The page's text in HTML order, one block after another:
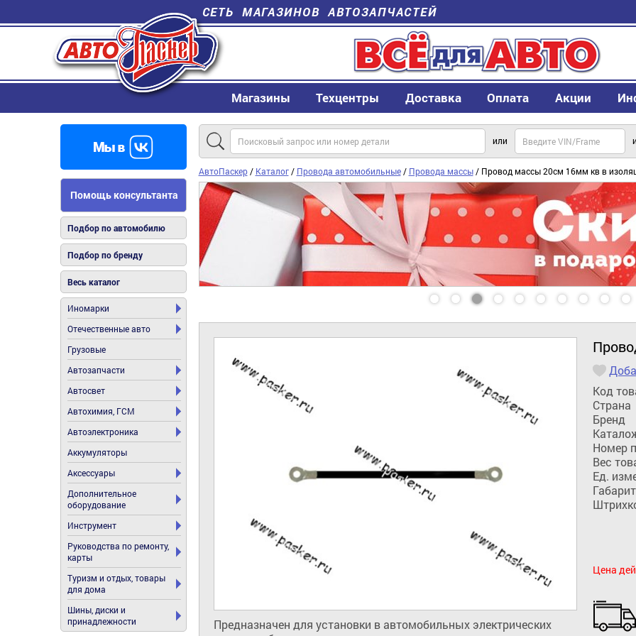
СЕТЬ МАГАЗИНОВ АВТОЗАПЧАСТЕЙ
Магазины Техцентры Доставка Оплата Акции
Помощь консультанта
Подбор по автомобилю
Подбор по бренду
Весь каталог
Иномарки
Отечественные авто
Грузовые
Автозапчасти
Автосвет
Автохимия, ГСМ
Автоэлектроника
Аккумуляторы
Аксессуары
Дополнительное
оборудование
Инструмент
Руководства по ремонту,
карты
Туризм и отдых, товары
для дома
Шины, диски и
принадлежности
или
АвтоПаскер/ Каталог/ Провода автомобильные/ Провода массы/ Провод массы 20см 16мм кв в
Код
Страна
Бренд
Номер
Вес
Ед.
Цена
Предназначен для установки в автомобильных электрических